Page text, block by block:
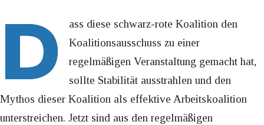
D
ass diese schwarz-rote Koalition den
Koalitionsausschuss zu einer
regelmäßigen Veranstaltung gemacht hat,
sollte Stabilität ausstrahlen und den
Mythos dieser Koalition als effektive Arbeitskoalition
unterstreichen. Jetzt sind aus den regelmäßigen